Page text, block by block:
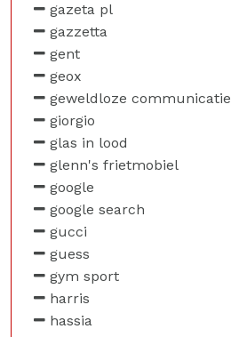
gazeta pl
gazzetta
gent
geox
geweldloze communicatie
giorgio
glas in lood
glenn's frietmobiel
google
google search
gucci
guess
gym sport
harris
hassia